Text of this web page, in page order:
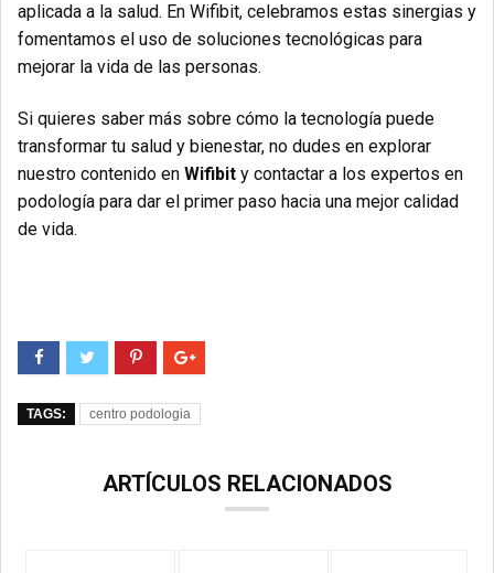
aplicada a la salud. En Wifibit, celebramos estas sinergias y
fomentamos el uso de soluciones tecnológicas para
mejorar la vida de las personas.
Si quieres saber más sobre cómo la tecnología puede
transformar tu salud y bienestar, no dudes en explorar
nuestro contenido en Wifibit y contactar a los expertos en
podología para dar el primer paso hacia una mejor calidad
de vida.
TAGS: centro podologia
ARTÍCULOS RELACIONADOS